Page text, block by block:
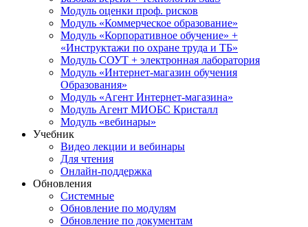
Модуль оценки проф. рисков
Модуль «Коммерческое образование»
Модуль «Корпоративное обучение» +
«Инструктажи по охране труда и ТБ»
Модуль СОУТ + электронная лаборатория
Модуль «Интернет-магазин обучения
Образования»
Модуль «Агент Интернет-магазина»
Модуль Агент МИОБС Кристалл
Модуль «вебинары»
Учебник
Видео лекции и вебинары
Для чтения
Онлайн-поддержка
Обновления
Системные
Обновление по модулям
Обновление по документам